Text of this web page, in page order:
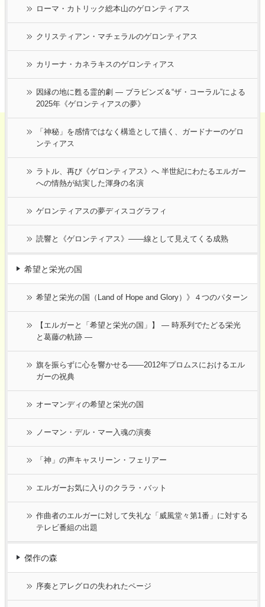
ローマ・カトリック総本山のゲロンティアス
クリスティアン・マチェラルのゲロンティアス
カリーナ・カネラキスのゲロンティアス
因縁の地に甦る霊的劇 ― ブラビンズ＆“ザ・コーラル”による
2025年《ゲロンティアスの夢》
「神秘」を感情ではなく構造として描く、ガードナーのゲロ
ンティアス
ラトル、再び《ゲロンティアス》へ 半世紀にわたるエルガー
への情熱が結実した渾身の名演
ゲロンティアスの夢ディスコグラフィ
読響と《ゲロンティアス》——線として見えてくる成熟
希望と栄光の国
希望と栄光の国（Land of Hope and Glory）》４つのパターン
【エルガーと「希望と栄光の国」】 ― 時系列でたどる栄光
と葛藤の軌跡 ―
旗を振らずに心を響かせる――2012年プロムスにおけるエル
ガーの祝典
オーマンディの希望と栄光の国
ノーマン・デル・マー入魂の演奏
「神」の声キャスリーン・フェリアー
エルガーお気に入りのクララ・バット
作曲者のエルガーに対して失礼な「威風堂々第1番」に対する
テレビ番組の出題
傑作の森
序奏とアレグロの失われたページ